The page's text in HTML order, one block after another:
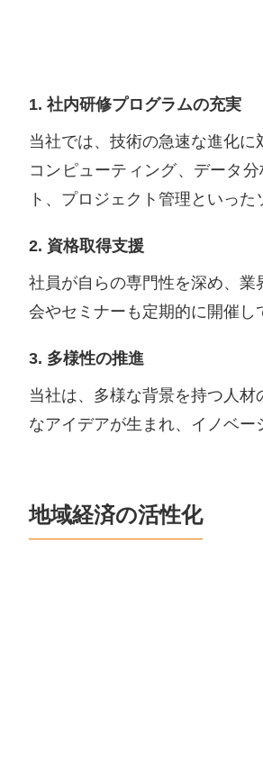
1. 社内研修プログラムの充実
当社では、技術の急速な進化
コンピューティング、データ
ト、プロジェクト管理といった
2. 資格取得支援
社員が自らの専門性を深め、
会やセミナーも定期的に開催し
3. 多様性の推進
当社は、多様な背景を持つ人
なアイデアが生まれ、イノベー
地域経済の活性化